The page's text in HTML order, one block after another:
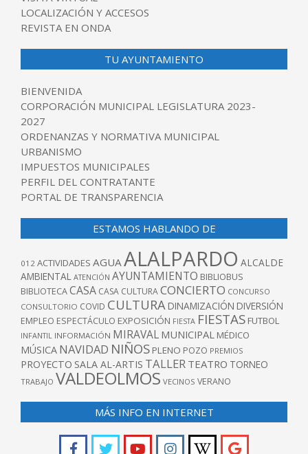
LOCALIZACIÓN Y ACCESOS
REVISTA EN ONDA
TU AYUNTAMIENTO
BIENVENIDA
CORPORACIÓN MUNICIPAL LEGISLATURA 2023-
2027
ORDENANZAS Y NORMATIVA MUNICIPAL
URBANISMO
IMPUESTOS MUNICIPALES
PERFIL DEL CONTRATANTE
PORTAL DE TRANSPARENCIA
ESTAMOS HABLANDO DE
012 ACTIVIDADES AGUA ALALPARDO ALCALDE
AMBIENTAL ATENCIÓN AYUNTAMIENTO BIBLIOBUS
BIBLIOTECACASA CASA CULTURACONCIERTO CONCURSO
CONSULTORIO COVID CULTURA DINAMIZACIÓN DIVERSIÓN
EMPLEO ESPECTÁCULO EXPOSICIÓN FIESTA FIESTAS FUTBOL
INFANTIL INFORMACIÓN MIRAVAL MUNICIPAL MÉDICO
MÚSICA NAVIDAD NIÑOS PLENO POZO PREMIOS
PROYECTO SALA AL-ARTIS TALLER TEATRO TORNEO
TRABAJO VALDEOLMOS VECINOS VERANO
MÁS INFO EN INTERNET